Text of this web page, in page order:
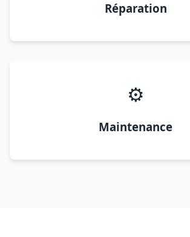
Réparation
⚙️
Maintenance